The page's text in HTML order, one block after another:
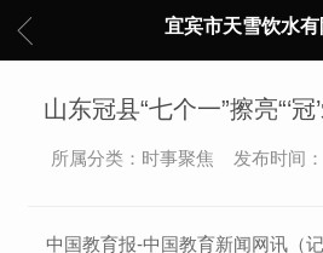
宜宾市天雪饮水有
山东冠县“七个一”擦亮“‘
所属分类：时事聚焦 发布时间
中国教育报-中国教育新闻网讯（